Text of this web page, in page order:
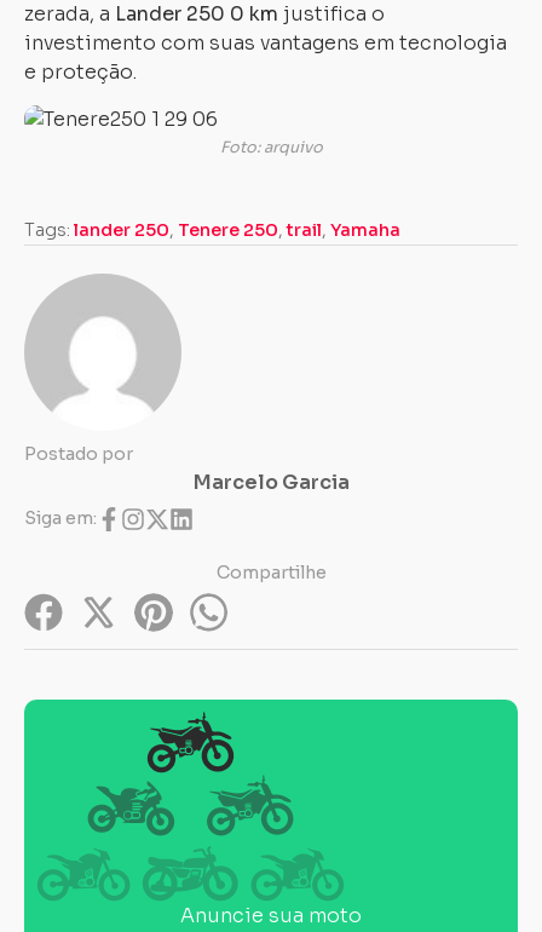
zerada, a Lander 250 0 km justifica o
investimento com suas vantagens em tecnologia
e proteção.
Foto: arquivo
Tags: lander 250, Tenere 250,trail, Yamaha
Postado por
Marcelo Garcia
Siga em:
Compartilhe
Anuncie sua moto